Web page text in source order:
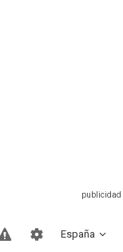
España